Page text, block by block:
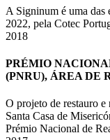
A Signinum é uma das
2022, pela Cotec
2018
PRÉMIO
(PNRU), ÁREA DE
O projeto de restauro
Santa Casa de
Prémio Nacional de